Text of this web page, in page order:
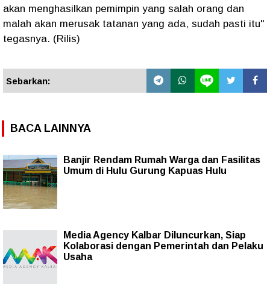
akan menghasilkan pemimpin yang salah orang dan
malah akan merusak tatanan yang ada, sudah pasti itu"
tegasnya. (Rilis)
Sebarkan:
BACA LAINNYA
Banjir Rendam Rumah Warga dan Fasilitas
Umum di Hulu Gurung Kapuas Hulu
Media Agency Kalbar Diluncurkan, Siap
Kolaborasi dengan Pemerintah dan Pelaku
Usaha